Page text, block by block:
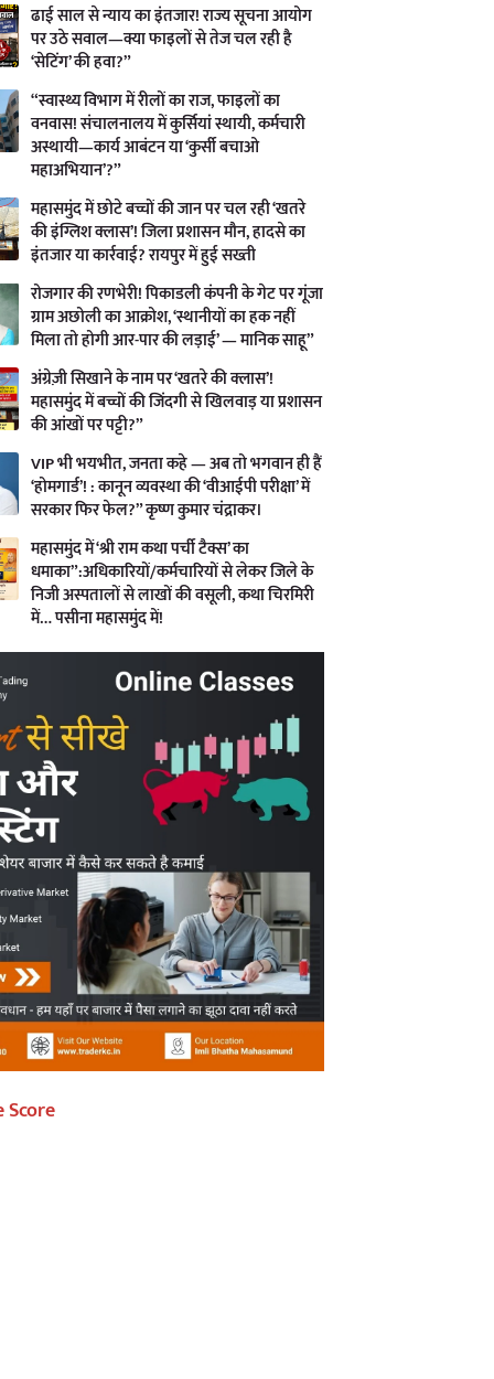
ढाई साल से न्याय का इंतजार! राज्य सूचना आयोग
पर उठे सवाल—क्या फाइलों से तेज चल रही है
‘सेटिंग’ की हवा?”
“स्वास्थ्य विभाग में रीलों का राज, फाइलों का
वनवास! संचालनालय में कुर्सियां स्थायी, कर्मचारी
अस्थायी—कार्य आबंटन या ‘कुर्सी बचाओ
महाअभियान’?”
महासमुंद में छोटे बच्चों की जान पर चल रही ‘खतरे
की इंग्लिश क्लास’! जिला प्रशासन मौन, हादसे का
इंतजार या कार्रवाई? रायपुर में हुई सख्ती
रोजगार की रणभेरी! पिकाडली कंपनी के गेट पर गूंजा
ग्राम अछोली का आक्रोश, ‘स्थानीयों का हक नहीं
मिला तो होगी आर-पार की लड़ाई’ — मानिक साहू”
अंग्रेज़ी सिखाने के नाम पर ‘खतरे की क्लास’!
महासमुंद में बच्चों की जिंदगी से खिलवाड़ या प्रशासन
की आंखों पर पट्टी?”
VIP भी भयभीत, जनता कहे — अब तो भगवान ही हैं
‘होमगार्ड’! : कानून व्यवस्था की ‘वीआईपी परीक्षा’ में
सरकार फिर फेल?” कृष्ण कुमार चंद्राकर।
महासमुंद में ‘श्री राम कथा पर्ची टैक्स’ का
धमाका”:अधिकारियों/कर्मचारियों से लेकर जिले के
निजी अस्पतालों से लाखों की वसूली, कथा चिरमिरी
में… पसीना महासमुंद में!
Score